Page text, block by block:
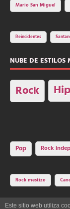
Mario San Miguel
Reincidentes
NUBE DE ESTILOS
Rock
Pop Rock
Rock mestizo
Este sitio web utiliza